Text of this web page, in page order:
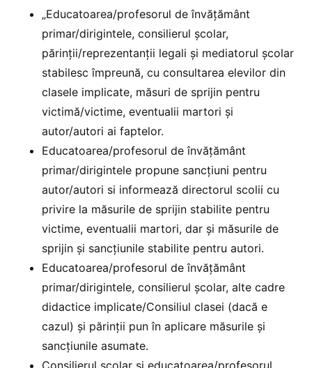
„Educatoarea/profesorul de învățământ
primar/dirigintele, consilierul școlar,
părinții/reprezentanții legali și mediatorul școlar
stabilesc împreună, cu consultarea elevilor din
clasele implicate, măsuri de sprijin pentru
victimă/victime, eventualii martori și
autor/autori ai faptelor.
Educatoarea/profesorul de învățământ
primar/dirigintele propune sancțiuni pentru
autor/autori si informează directorul scolii cu
privire la măsurile de sprijin stabilite pentru
victime, eventualii martori, dar și măsurile de
sprijin și sancțiunile stabilite pentru autori.
Educatoarea/profesorul de învățământ
primar/dirigintele, consilierul școlar, alte cadre
didactice implicate/Consiliul clasei (dacă e
cazul) și părinții pun în aplicare măsurile și
sancțiunile asumate.
Consilierul școlar și educatoarea/profesorul